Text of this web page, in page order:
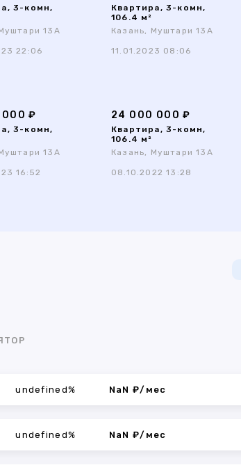
3-комн,
13А
22:06
Квартира, 3-комн,
106.4 м²
Казань, Муштари 13А
11.01.2023 08:06
000 ₽
3-комн,
13А
16:52
24 000 000 ₽
Квартира, 3-комн,
106.4 м²
Казань, Муштари 13А
08.10.2022 13:28
undefined% NaN ₽/мес
undefined% NaN ₽/мес